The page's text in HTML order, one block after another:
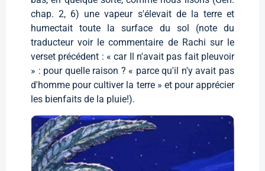
chap. 2, 6) une vapeur s'élevait de la terre et
humectait toute la surface du sol (note du
traducteur voir le commentaire de Rachi sur le
verset précédent : « car Il n'avait pas fait pleuvoir
» : pour quelle raison ? « parce qu'il n'y avait pas
d'homme pour cultiver la terre » et pour apprécier
les bienfaits de la pluie!).